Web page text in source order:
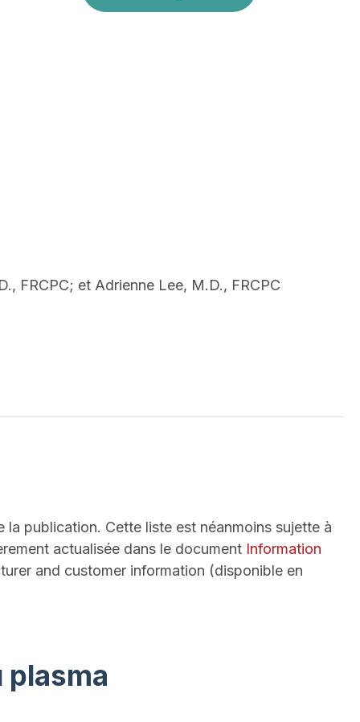
FRCPC; et Adrienne Lee, M.D., FRCPC
publication. Cette liste est néanmoins sujette à
actualisée dans le document Information
and customer information (disponible en
plasma